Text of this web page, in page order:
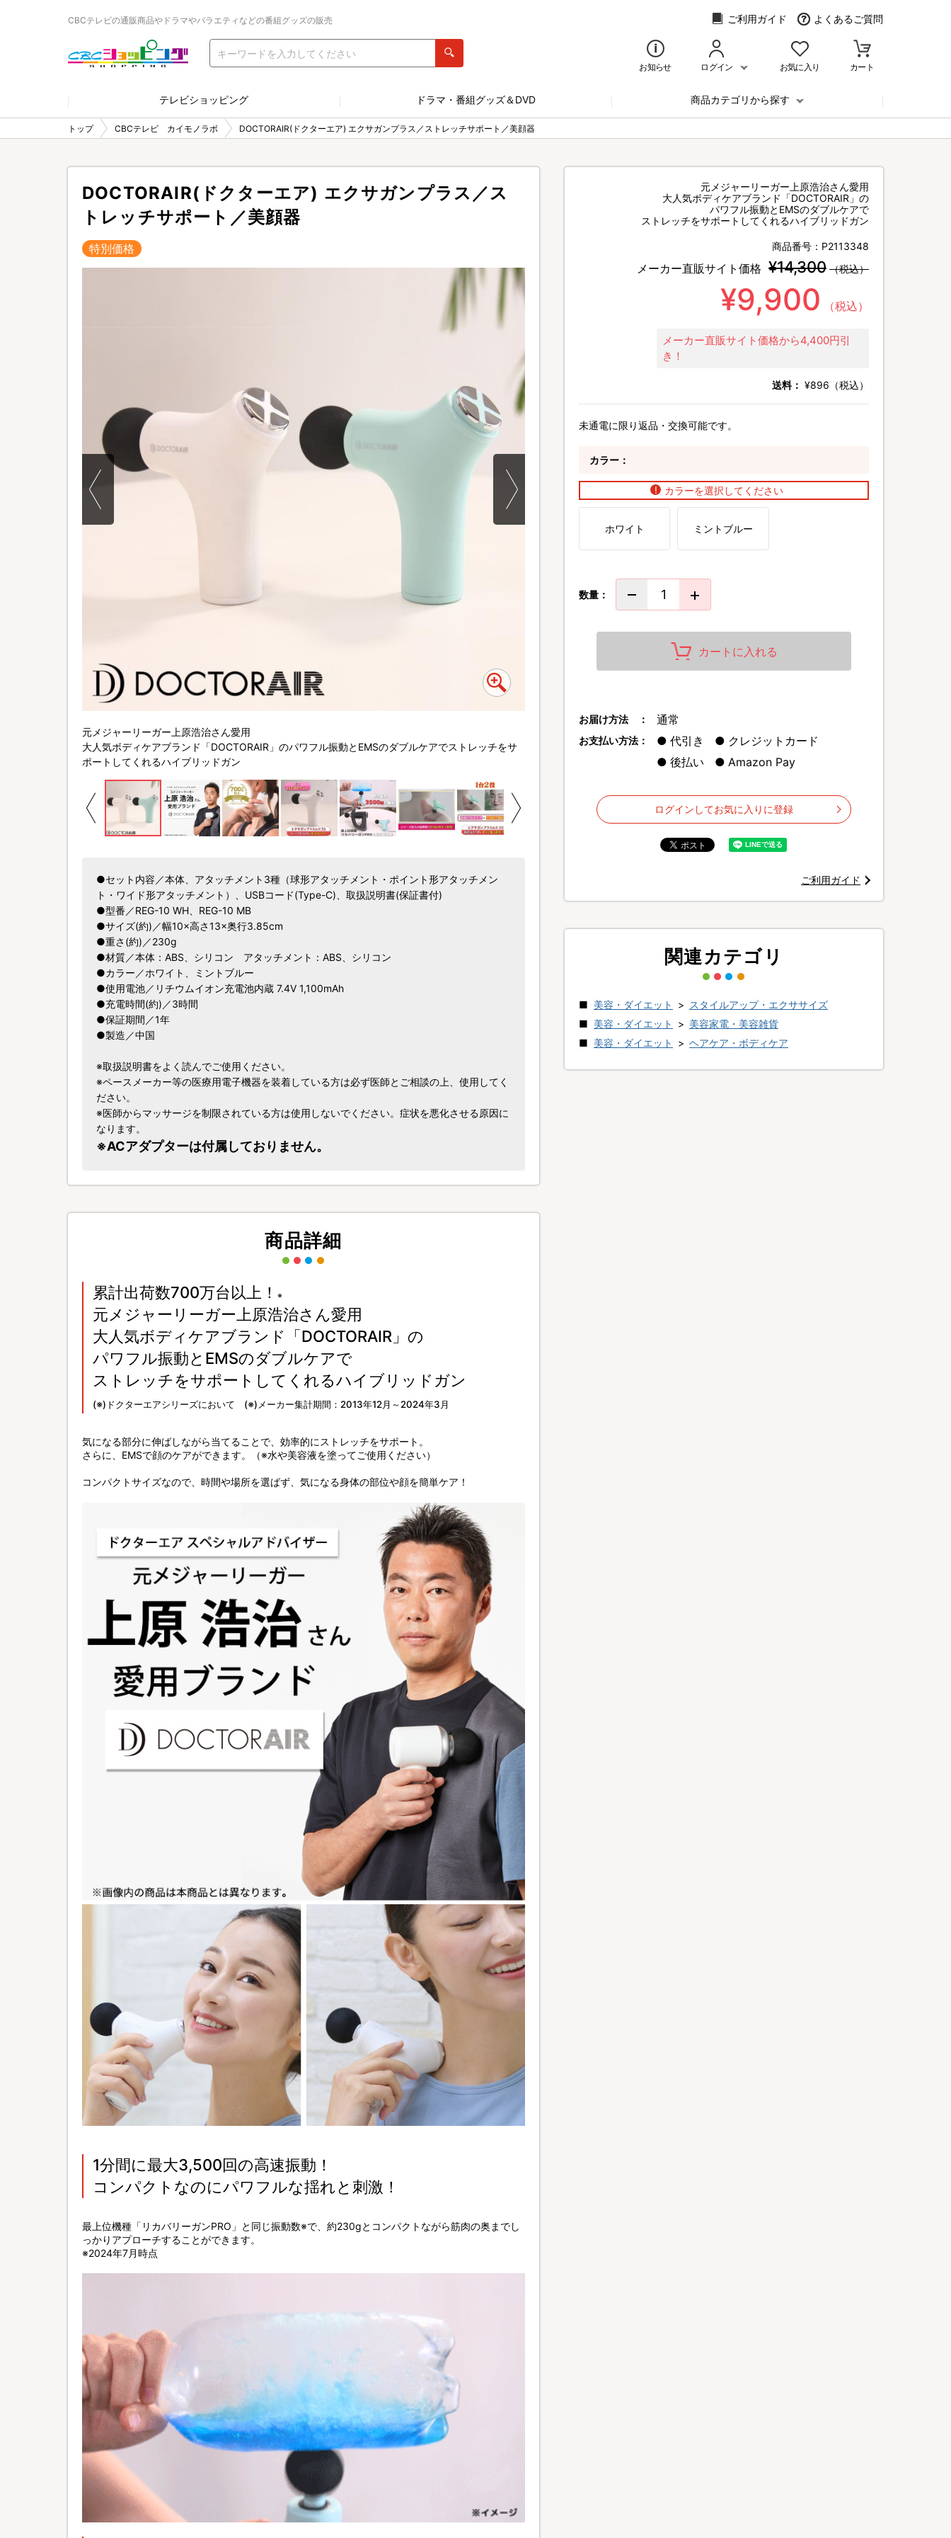
CBCテレビの通販商品やドラマやバラエティなどの番組グッズの販売 ご利用ガイド よくあるご質問
お知らせ ログイン お気に入り カート
テレビショッピング ドラマ・番組グッズ＆DVD 商品カテゴリから探す
トップ CBCテレビ カイモノラボ DOCTORAIR(ドクターエア) エクサガンプラス／ストレッチサポート／美顔器
DOCTORAIR(ドクターエア) エクサガンプラス／ス
トレッチサポート／美顔器
特別価格
元メジャーリーガー上原浩治さん愛用
大人気ボディケアブランド「DOCTORAIR」のパワフル振動とEMSのダブルケアでストレッチをサ
ポートしてくれるハイブリッドガン
大人気ボディケアブランド「DOCTORAIR」のパワフル振動とEMSのダブルケアでストレッチ
ポートしてくれるハイブリッドガン
●セット内容／本体、アタッチメント3種（球形アタッチメント・ポイント形アタッチメン
ト・ワイド形アタッチメント）、USBコード(Type-C)、取扱説明書(保証書付)
●型番／REG-10 WH、REG-10 MB
●サイズ(約)／幅10×高さ13×奥行3.85cm
●重さ(約)／230g
●材質／本体：ABS、シリコン アタッチメント：ABS、シリコン
●カラー／ホワイト、ミントブルー
●使用電池／リチウムイオン充電池内蔵 7.4V 1,100mAh
●充電時間(約)／3時間
●保証期間／1年
●製造／中国
※取扱説明書をよく読んでご使用ください。
※ペースメーカー等の医療用電子機器を装着している方は必ず医師とご相談の上、使用してく
ださい。
※医師からマッサージを制限されている方は使用しないでください。症状を悪化させる原因に
なります。
※ACアダプターは付属しておりません。
商品詳細
累計出荷数700万台以上！ ※
元メジャーリーガー上原浩治さん愛用
大人気ボディケアブランド「DOCTORAIR」の
パワフル振動とEMSのダブルケアで
ストレッチをサポートしてくれるハイブリッドガン
(※)ドクターエアシリーズにおいて (※)メーカー集計期間：2013年12月～2024年3月
気になる部分に伸ばしながら当てることで、効率的にストレッチをサポート。
さらに、EMSで顔のケアができます。（※水や美容液を塗ってご使用ください）
コンパクトサイズなので、時間や場所を選ばず、気になる身体の部位や顔を簡単ケア！
1分間に最大3,500回の高速振動！
コンパクトなのにパワフルな揺れと刺激！
最上位機種「リカバリーガンPRO」と同じ振動数※で、約230gとコンパクトながら筋肉の奥までし
っかりアプローチすることができます。
※2024年7月時点
元メジャーリーガー上原浩治さん愛用
大人気ボディケアブランド「DOCTORAIR」の
パワフル振動とEMSのダブルケアで
ストレッチをサポートしてくれるハイブリッドガン
商品番号： P2113348
メーカー直販サイト価格 ¥14,300 （税込）
¥9,900 （税込）
メーカー直販サイト価格から4,400円引
き！
送料： ¥896（税込）
未通電に限り返品・交換可能です。
カラー：
カラーを選択してください
ホワイト ミントブルー
数量：
カートに入れる
お届け方法 ： 通常
お支払い方法： 代引き
クレジットカード
後払い
Amazon Pay
ログインしてお気に入りに登録
ご利用ガイド
関連カテゴリ
美容・ダイエット > スタイルアップ・エクササイズ
美容・ダイエット
> 美容家電・美容雑貨
美容・ダイエット
> ヘアケア・ボディケア